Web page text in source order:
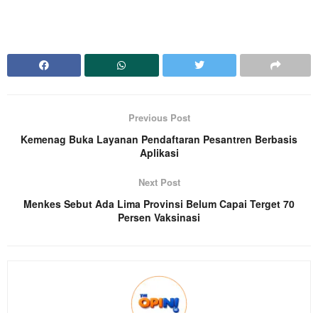
Previous Post
Kemenag Buka Layanan Pendaftaran Pesantren Berbasis
Aplikasi
Next Post
Menkes Sebut Ada Lima Provinsi Belum Capai Terget 70
Persen Vaksinasi